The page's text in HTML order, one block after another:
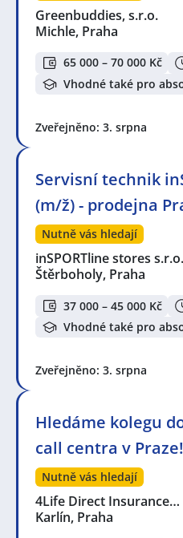
Greenbuddies, s.r.o.
Michle, Praha
65 000 – 70 000 Kč
Vhodné také pro
Zveřejněno: 3. srpna
Servisní technik
(m/ž) - prodejna
Nutně vás hledají
inSPORTline stores s.r.o.
Štěrboholy, Praha
37 000 – 45 000 Kč
Vhodné také pro
Zveřejněno: 3. srpna
Hledáme kolegu
call centra v Praze!
Nutně vás hledají
4Life Direct Insurance…
Karlín, Praha